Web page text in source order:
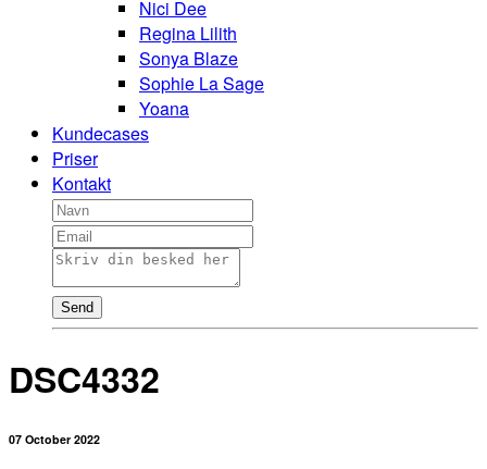
Nici Dee
Regina Lilith
Sonya Blaze
Sophie La Sage
Yoana
Kundecases
Priser
Kontakt
Send
DSC4332
07 October 2022